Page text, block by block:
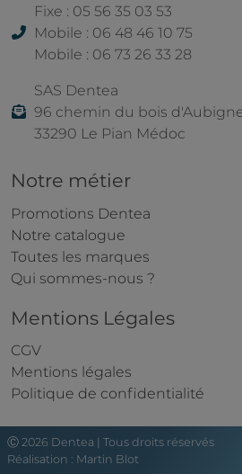
Fixe : 05 56 35 03 53
Mobile : 06 48 46 10 75
Mobile : 06 73 26 33 28
SAS Dentea
96 chemin du bois
33290 Le Pian Médoc
Notre métier
Promotions Dentea
Notre catalogue
Toutes les marques
Qui sommes-nous ?
Mentions Légales
CGV
Mentions légales
Politique de confidentialité
Ⓒ 2026 Dentea | Tous droits réservés
Réalisation : Martin Blot